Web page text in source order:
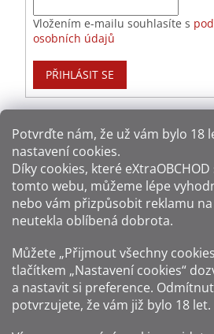
Potvrďte nám​​, že už vám bylo 18
nastavení cookies.
Díky cookies, které eXtraOBCHOD
tomto webu, můžeme lépe
nebo vám přizpůsobit reklamu
neutekla oblíbená dobrota.
Můžete „Přijmout všechny
tlačítkem „Nastavení cookies“
a nastavit si preference.
potvrzujete, že vám již bylo 18 let.
Vložením e-mailu souhlasíte s
osobních údajů
PŘIHLÁSIT SE
Způsoby